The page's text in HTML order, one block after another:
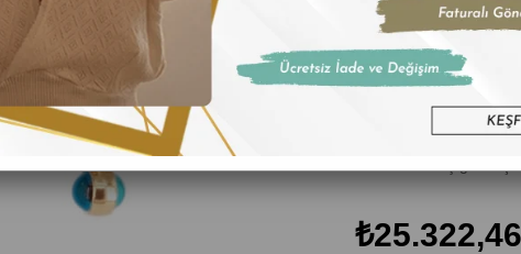
Renk:Sarı
Ağırlık:3,95gr
Teslimat:1-3 iş günü
₺25.322,46